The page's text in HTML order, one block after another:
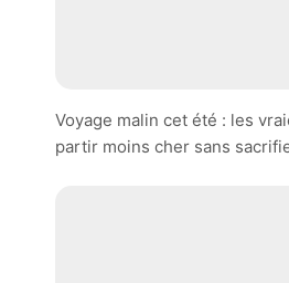
Voyage malin cet été : les
partir moins cher sans